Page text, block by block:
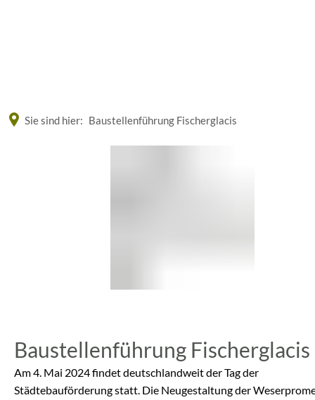
Sie sind hier: Baustellenführung Fischerglacis
Baustellenführung Fischerglacis
Am 4. Mai 2024 findet deutschlandweit der Tag der
Städtebauförderung statt. Die Neugestaltung der